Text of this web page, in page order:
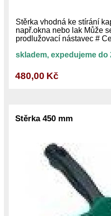
Stěrka vhodná ke stírání
např.okna nebo lak Může
prodlužovací nástavec #
skladem, expedujeme do
480,00 Kč
Stěrka 450 mm